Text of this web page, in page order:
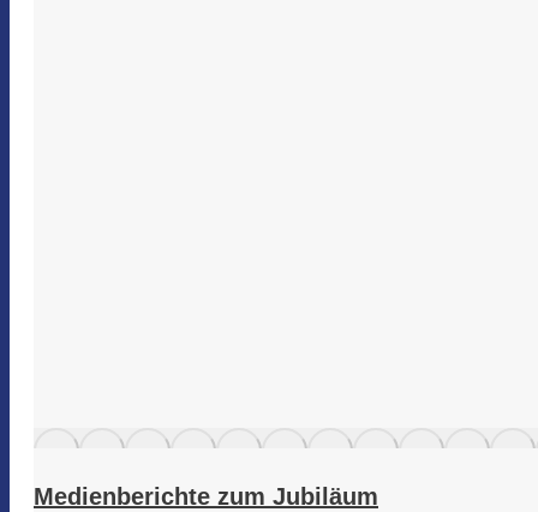
Medienberichte zum Jubiläum